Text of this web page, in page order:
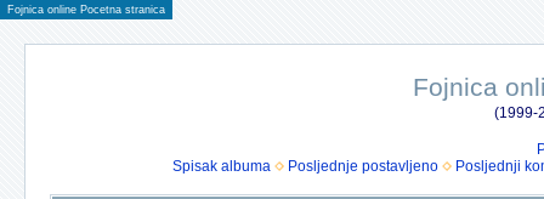
Fojnica online Pocetna stranica
Fojnica
(1999-
Spisak albuma
Posljednje postavljeno Posljednji